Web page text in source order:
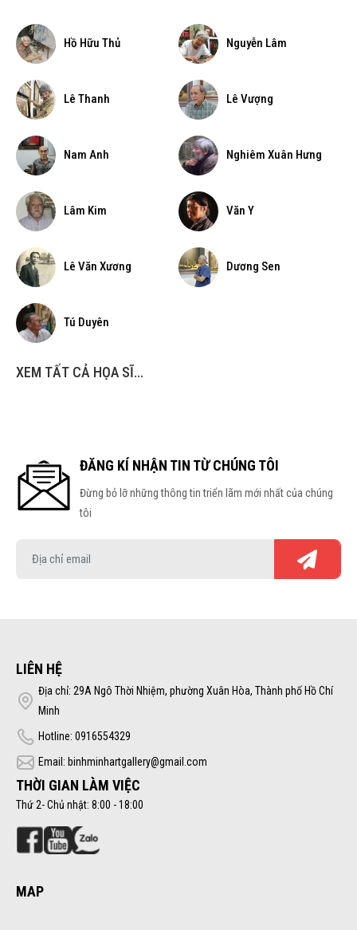
Hồ Hữu Thủ Nguyễn Lâm
Lê Thanh Lê Vượng
Nam Anh Nghiêm Xuân Hưng
Lâm Kim Văn Y
Lê Văn Xương Dương Sen
Tú Duyên
XEM TẤT CẢ HỌA SĨ...
ĐĂNG KÍ NHẬN TIN TỪ CHÚNG TÔI
Đừng bỏ lỡ những thông tin triển lãm mới nhất của chúng
tôi
LIÊN HỆ
Địa chỉ: 29A Ngô Thời Nhiệm, phường Xuân Hòa, Thành phố Hồ Chí
Minh
Hotline: 0916554329
Email: binhminhartgallery@gmail.com
THỜI GIAN LÀM VIỆC
Thứ 2- Chủ nhật: 8:00 - 18:00
MAP